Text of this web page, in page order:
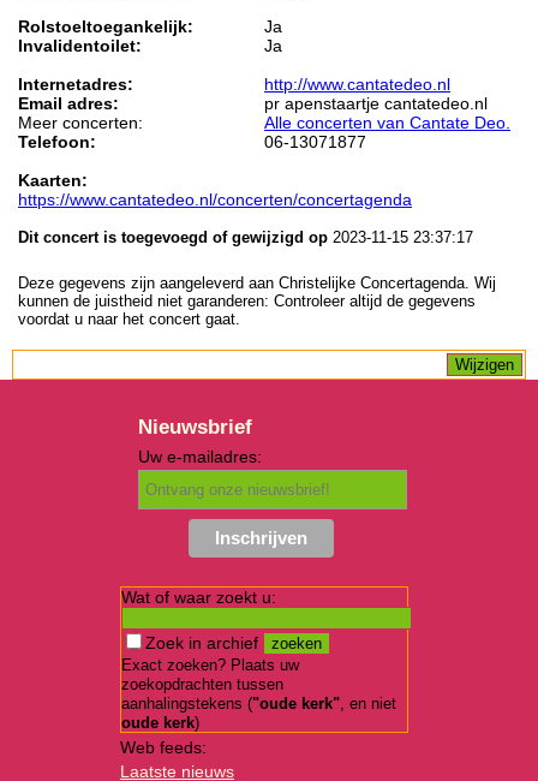
Rolstoeltoegankelijk:
Ja
Invalidentoilet:
Ja
Internetadres:
http://www.cantatedeo.nl
Email adres:
pr apenstaartje cantatedeo.nl
Meer concerten:
Alle concerten van Cantate Deo.
Telefoon:
06-13071877
Kaarten:
https://www.cantatedeo.nl/concerten/concertagenda
Dit concert is toegevoegd of gewijzigd op 2023-11-15 23:37:17
Deze gegevens zijn aangeleverd aan Christelijke Concertagenda. Wij
kunnen de juistheid niet garanderen: Controleer altijd de gegevens
voordat u naar het concert gaat.
Nieuwsbrief
Uw e-mailadres:
Wat of waar zoekt u:
Zoek in archief
Exact zoeken? Plaats uw
zoekopdrachten tussen
aanhalingstekens ("oude kerk", en niet
oude kerk)
Web feeds:
Laatste nieuws